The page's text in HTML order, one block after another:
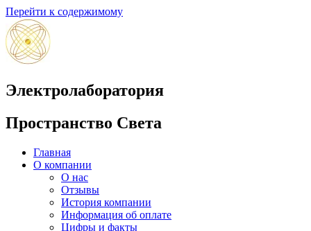
Перейти к содержимому
Электролаборатория
Пространство Света
Главная
О компании
О нас
Отзывы
История компании
Информация об оплате
Цифры и факты